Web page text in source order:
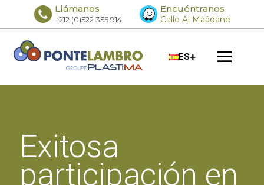
Llámanos
+212 (0)522 355 914
Encuéntranos
Calle Al Maâdane
ES+
Exitosa
participación en